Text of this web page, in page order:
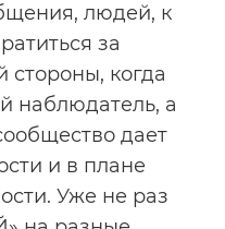
людей, к
за
когда
наблюдатель, а
дает
и в плане
Уже не раз